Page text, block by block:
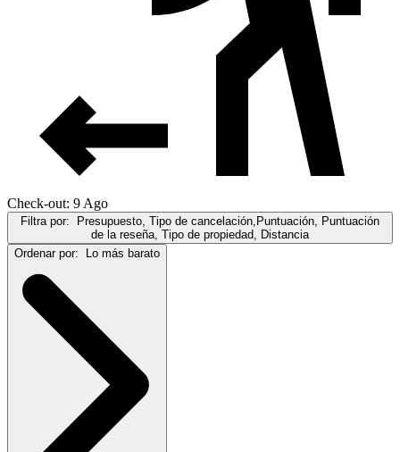
Check-out: 9 Ago
Filtra por:
Presupuesto, Tipo de cancelación,Puntuación, Puntuación
de la reseña, Tipo de propiedad, Distancia
Ordenar por:
Lo más barato